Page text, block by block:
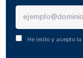
He leído y acepto la